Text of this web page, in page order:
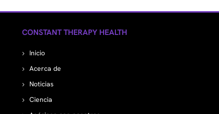
CONSTANT THERAPY HEALTH
Inicio
Acerca de
Noticias
Ciencia